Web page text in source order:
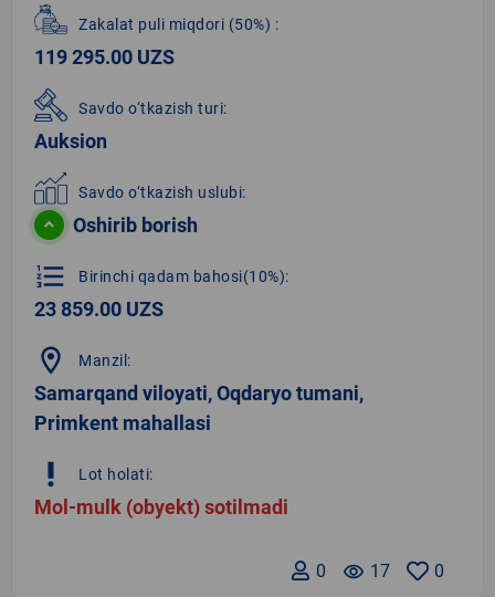
Zakalat puli miqdori (50%) :
119 295.00 UZS
Savdo o‘tkazish turi:
Auksion
Savdo o‘tkazish uslubi:
Oshirib borish
format_list_numbered Birinchi qadam bahosi(10%):
23 859.00 UZS
location_on Manzil:
Samarqand viloyati, Oqdaryo tumani,
Primkent mahallasi
priority_high Lot holati:
Mol-mulk (obyekt) sotilmadi
0
remove_red_eye 17
0